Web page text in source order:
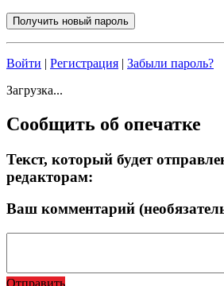
Войти | Регистрация | Забыли пароль?
Загрузка...
Сообщить об опечатке
Текст, который будет
редакторам:
Ваш комментарий